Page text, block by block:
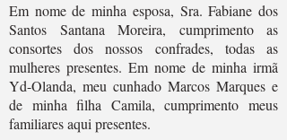
Em nome de minha esposa, Sra. Fabiane dos
Santos Santana Moreira, cumprimento as
consortes dos nossos confrades, todas as
mulheres presentes. Em nome de minha irmã
Yd-Olanda, meu cunhado Marcos Marques e
de minha filha Camila, cumprimento meus
familiares aqui presentes.